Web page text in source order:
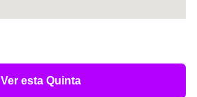
Ver esta Quinta